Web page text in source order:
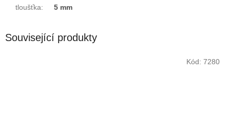
tloušťka: 5 mm
Související produkty
Kód: 7280